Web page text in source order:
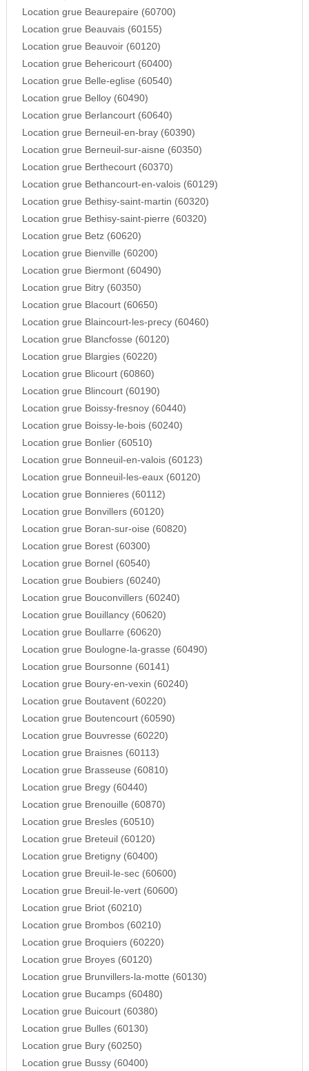
Location grue Beaurepaire (60700)
Location grue Beauvais (60155)
Location grue Beauvoir (60120)
Location grue Behericourt (60400)
Location grue Belle-eglise (60540)
Location grue Belloy (60490)
Location grue Berlancourt (60640)
Location grue Berneuil-en-bray (60390)
Location grue Berneuil-sur-aisne (60350)
Location grue Berthecourt (60370)
Location grue Bethancourt-en-valois (60129)
Location grue Bethisy-saint-martin (60320)
Location grue Bethisy-saint-pierre (60320)
Location grue Betz (60620)
Location grue Bienville (60200)
Location grue Biermont (60490)
Location grue Bitry (60350)
Location grue Blacourt (60650)
Location grue Blaincourt-les-precy (60460)
Location grue Blancfosse (60120)
Location grue Blargies (60220)
Location grue Blicourt (60860)
Location grue Blincourt (60190)
Location grue Boissy-fresnoy (60440)
Location grue Boissy-le-bois (60240)
Location grue Bonlier (60510)
Location grue Bonneuil-en-valois (60123)
Location grue Bonneuil-les-eaux (60120)
Location grue Bonnieres (60112)
Location grue Bonvillers (60120)
Location grue Boran-sur-oise (60820)
Location grue Borest (60300)
Location grue Bornel (60540)
Location grue Boubiers (60240)
Location grue Bouconvillers (60240)
Location grue Bouillancy (60620)
Location grue Boullarre (60620)
Location grue Boulogne-la-grasse (60490)
Location grue Boursonne (60141)
Location grue Boury-en-vexin (60240)
Location grue Boutavent (60220)
Location grue Boutencourt (60590)
Location grue Bouvresse (60220)
Location grue Braisnes (60113)
Location grue Brasseuse (60810)
Location grue Bregy (60440)
Location grue Brenouille (60870)
Location grue Bresles (60510)
Location grue Breteuil (60120)
Location grue Bretigny (60400)
Location grue Breuil-le-sec (60600)
Location grue Breuil-le-vert (60600)
Location grue Briot (60210)
Location grue Brombos (60210)
Location grue Broquiers (60220)
Location grue Broyes (60120)
Location grue Brunvillers-la-motte (60130)
Location grue Bucamps (60480)
Location grue Buicourt (60380)
Location grue Bulles (60130)
Location grue Bury (60250)
Location grue Bussy (60400)